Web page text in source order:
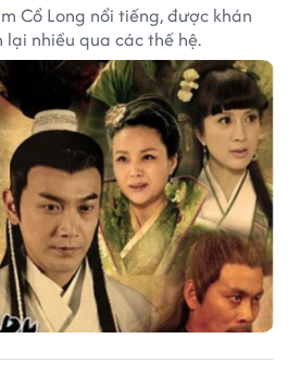
Cổ Long nổi tiếng, được khán
nhiều qua các thế hệ.